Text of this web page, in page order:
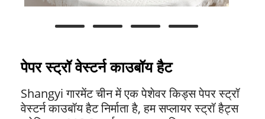
पेपर स्ट्रॉ वेस्टर्न काउबॉय हैट
Shangyi गारमेंट चीन में एक पेशेवर किड्स पेपर स्ट्रॉ
वेस्टर्न काउबॉय हैट निर्माता है, हम सप्लायर स्ट्रॉ हैट्स